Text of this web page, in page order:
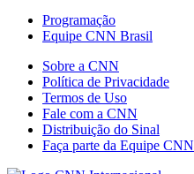
Programação
Equipe CNN Brasil
Sobre a CNN
Política de Privacidade
Termos de Uso
Fale com a CNN
Distribuição do Sinal
Faça parte da Equipe CNN